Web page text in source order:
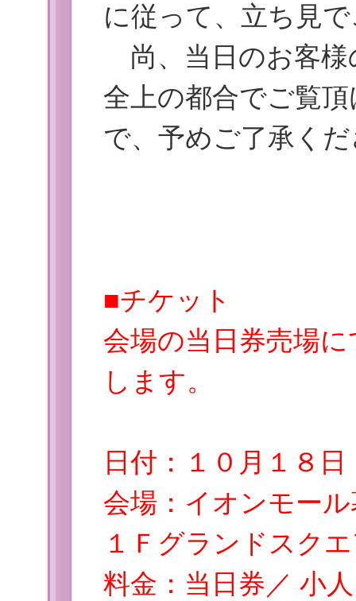
に従って、立ち見
尚、当日のお客様
全上の都合でご覧
で、予めご了承く
■チケット
会場の当日券売場
します。
日付：１０月１８日
会場：イオンモー
１Ｆグランドスク
料金：当日券／ 小